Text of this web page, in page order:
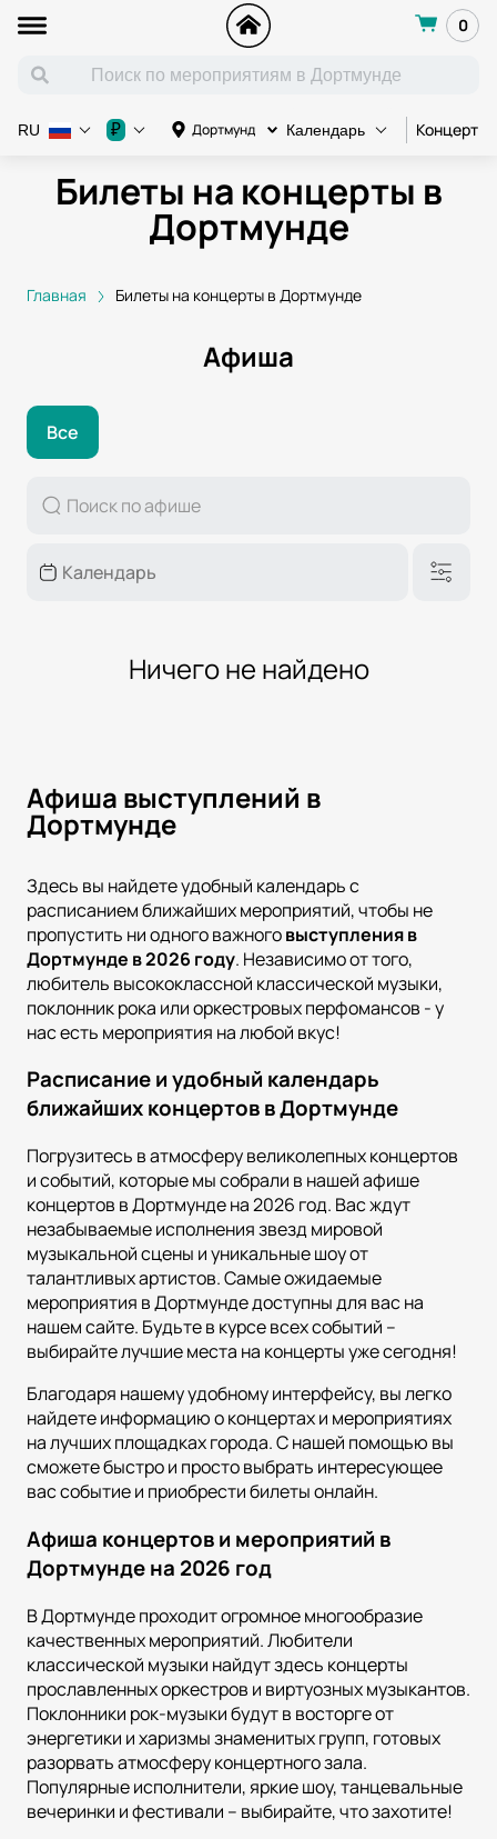
0
Дортмунд Календарь Концерт
RU ₽
Билеты на концерты в
Дортмунде
Главная Билеты на концерты в Дортмунде
Афиша
Все
Ничего не найдено
Афиша выступлений в
Дортмунде
Здесь вы найдете удобный календарь с
расписанием ближайших мероприятий, чтобы не
пропустить ни одного важноговыступления в
Дортмунде в2026 году. Независимо от того,
любитель высококлассной классической музыки,
поклонник рока или оркестровых перфомансов - у
нас есть мероприятия на любой вкус!
Расписание и удобный календарь
ближайших концертов в Дортмунде
Погрузитесь в атмосферу великолепных концертов
и событий, которые мы собрали в нашей афише
концертов в Дортмунде на 2026 год. Вас ждут
незабываемые исполнения звезд мировой
музыкальной сцены и уникальные шоу от
талантливых артистов. Самые ожидаемые
мероприятия в Дортмунде доступны для вас на
нашем сайте. Будьте в курсе всех событий –
выбирайте лучшие места на концерты уже сегодня!
Благодаря нашему удобному интерфейсу, вы легко
найдете информацию о концертах и мероприятиях
на лучших площадках города. С нашей помощью вы
сможете быстро и просто выбрать интересующее
вас событие и приобрести билеты онлайн.
Афиша концертов и мероприятий в
Дортмунде на 2026 год
В Дортмунде проходит огромное многообразие
качественных мероприятий. Любители
классической музыки найдут здесь концерты
прославленных оркестров и виртуозных музыкантов.
Поклонники рок-музыки будут в восторге от
энергетики и харизмы знаменитых групп, готовых
разорвать атмосферу концертного зала.
Популярные исполнители, яркие шоу, танцевальные
вечеринки и фестивали – выбирайте, что захотите!